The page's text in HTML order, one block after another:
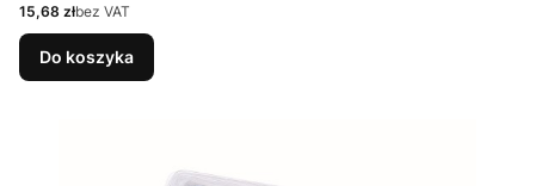
Cena
15,68 złbez VAT
Do koszyka